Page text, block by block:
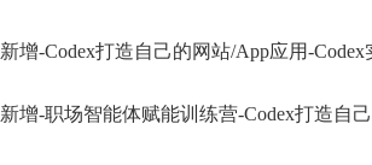
新增-Codex打造自己的网站/App应用-Codex
新增-职场智能体赋能训练营-Codex打造自